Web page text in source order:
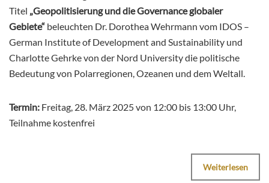
Titel „Geopolitisierung und die Governance globaler
Gebiete“ beleuchten Dr. Dorothea Wehrmann vom IDOS –
German Institute of Development and Sustainability und
Charlotte Gehrke von der Nord University die politische
Bedeutung von Polarregionen, Ozeanen und dem Weltall.
Termin: Freitag, 28. März 2025 von 12:00 bis 13:00 Uhr,
Teilnahme kostenfrei
Weiterlesen